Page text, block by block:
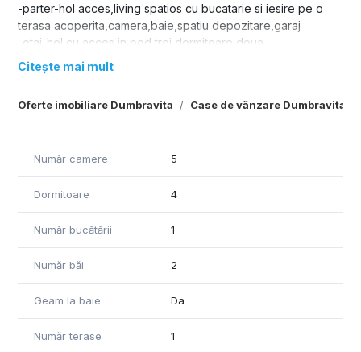
Oferte imobiliare Dumbravita Case de vânzare Dumbravita
-parter-hol acces,living spatios cu bucatarie si iesire pe o
terasa acoperita,camera,baie,spatiu depozitare,garaj
-etaj-hol cu acces in pod,trei dormitoare,doua
bai,dressing,terasa.
Duplexul este finisat complet si dispune de toate utilitatile.
Citește mai mult
Număr camere 5
Dormitoare 4
Număr bucătării 1
Număr băi 2
Geam la baie Da
Număr terase 1